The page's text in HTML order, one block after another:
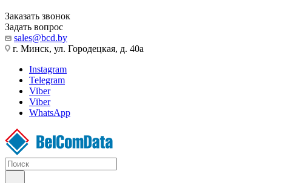
Заказать звонок
Задать вопрос
sales@bcd.by
г. Минск, ул. Городецкая, д. 40а
Instagram
Telegram
Viber
Viber
WhatsApp